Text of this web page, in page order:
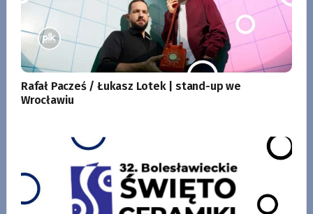
Rafał Pacześ / Łukasz Lotek | stand-up we
Wrocławiu